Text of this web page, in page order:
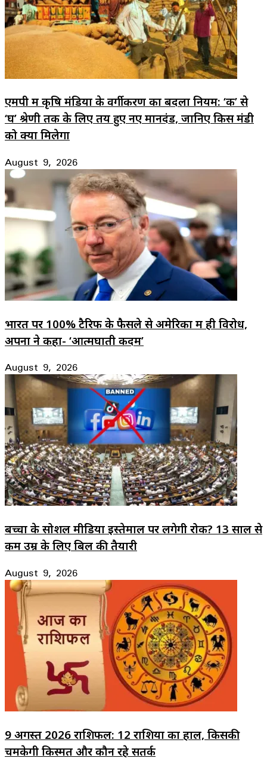
एमपी में कृषि मंडियों के वर्गीकरण का बदला नियम: ‘क’ से
‘घ’ श्रेणी तक के लिए तय हुए नए मानदंड, जानिए किस मंडी
को क्या मिलेगा
August 9, 2026
भारत पर 100% टैरिफ के फैसले से अमेरिका में ही विरोध,
अपनों ने कहा- ‘आत्मघाती कदम’
August 9, 2026
बच्चों के सोशल मीडिया इस्तेमाल पर लगेगी रोक? 13 साल से
कम उम्र के लिए बिल की तैयारी
August 9, 2026
9 अगस्त 2026 राशिफल: 12 राशियों का हाल, किसकी
चमकेगी किस्मत और कौन रहे सतर्क